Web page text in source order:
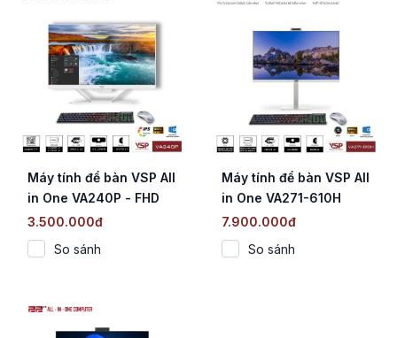
Máy tính để bàn VSP All
in One VA240P - FHD
White
3.500.000đ
So sánh
Máy tính để bàn VSP All
in One VA271-610H
(Trắng/27inch/FHD/60Hz)
7.900.000đ
So sánh